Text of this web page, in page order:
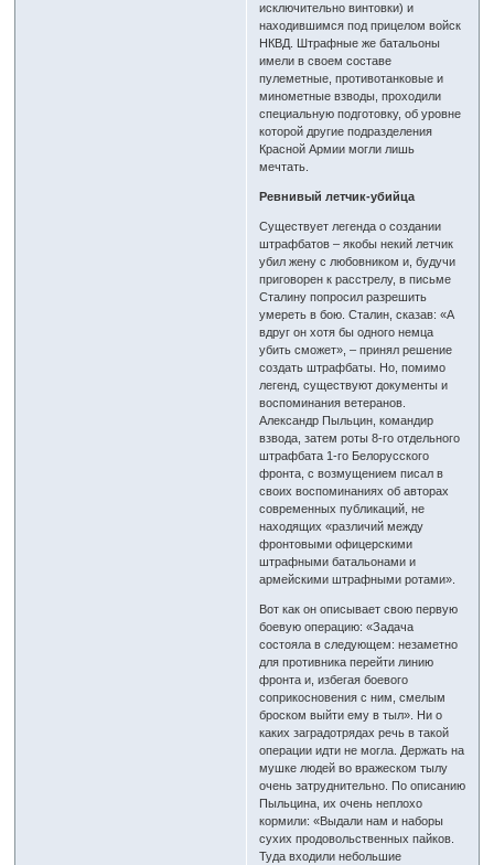
исключительно винтовки) и
находившимся под прицелом войск
НКВД. Штрафные же батальоны
имели в своем составе
пулеметные, противотанковые и
минометные взводы, проходили
специальную подготовку, об уровне
которой другие подразделения
Красной Армии могли лишь
мечтать.
Ревнивый летчик-убийца
Существует легенда о создании
штрафбатов – якобы некий летчик
убил жену с любовником и, будучи
приговорен к расстрелу, в письме
Сталину попросил разрешить
умереть в бою. Сталин, сказав: «А
вдруг он хотя бы одного немца
убить сможет», – принял решение
создать штрафбаты. Но, помимо
легенд, существуют документы и
воспоминания ветеранов.
Александр Пыльцин, командир
взвода, затем роты 8-го отдельного
штрафбата 1-го Белорусского
фронта, с возмущением писал в
своих воспоминаниях об авторах
современных публикаций, не
находящих «различий между
фронтовыми офицерскими
штрафными батальонами и
армейскими штрафными ротами».
Вот как он описывает свою первую
боевую операцию: «Задача
состояла в следующем: незаметно
для противника перейти линию
фронта и, избегая боевого
соприкосновения с ним, смелым
броском выйти ему в тыл». Ни о
каких заградотрядах речь в такой
операции идти не могла. Держать на
мушке людей во вражеском тылу
очень затруднительно. По описанию
Пыльцина, их очень неплохо
кормили: «Выдали нам и наборы
сухих продовольственных пайков.
Туда входили небольшие